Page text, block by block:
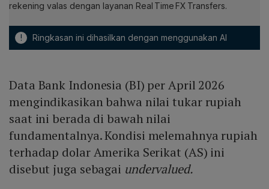
rekening valas dengan layanan Real Time FX Transfers.
! Ringkasan ini dihasilkan dengan menggunakan AI
Data Bank Indonesia (BI) per April 2026
mengindikasikan bahwa nilai tukar rupiah
saat ini berada di bawah nilai
fundamentalnya. Kondisi melemahnya rupiah
terhadap dolar Amerika Serikat (AS) ini
disebut juga sebagai undervalued.